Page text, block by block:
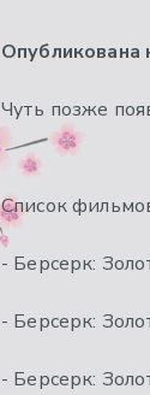
Опубликована
Чуть позже
Список
- Берсерк:
- Берсерк:
- Берсерк: